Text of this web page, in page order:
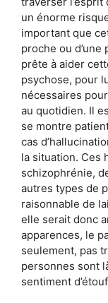
un énorme
important que
proche ou
prête à aider
psychose, pour
nécessaires
au quotidien. Il
se montre
cas
la situation. Ces
schizophrénie,
autres types de
raisonnable de
elle serait donc
apparences, le
seulement, pas
personnes sont
sentiment